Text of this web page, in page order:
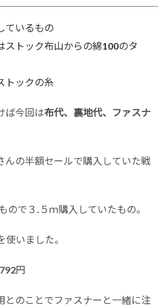
ているもの
ストック布山からの綿100のタ
トックの糸
ば今回は布代、裏地代、ファスナ
んの半額セールで購入していた戦
ので３.５ｍ購入していたもの。
いました。
円
とのことでファスナーと一緒に注